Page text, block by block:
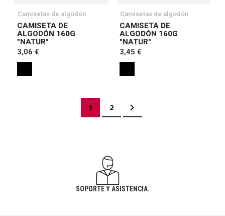
Camisetas de algodón
CAMISETA DE
ALGODÓN 160G
"NATUR"
3,06 €
Camisetas de algodón
CAMISETA DE
ALGODÓN 160G
"NATUR"
3,45 €
Actualmente estás leyendo página
1 Página
2 Página
Siguiente
SOPORTE Y ASISTENCIA.